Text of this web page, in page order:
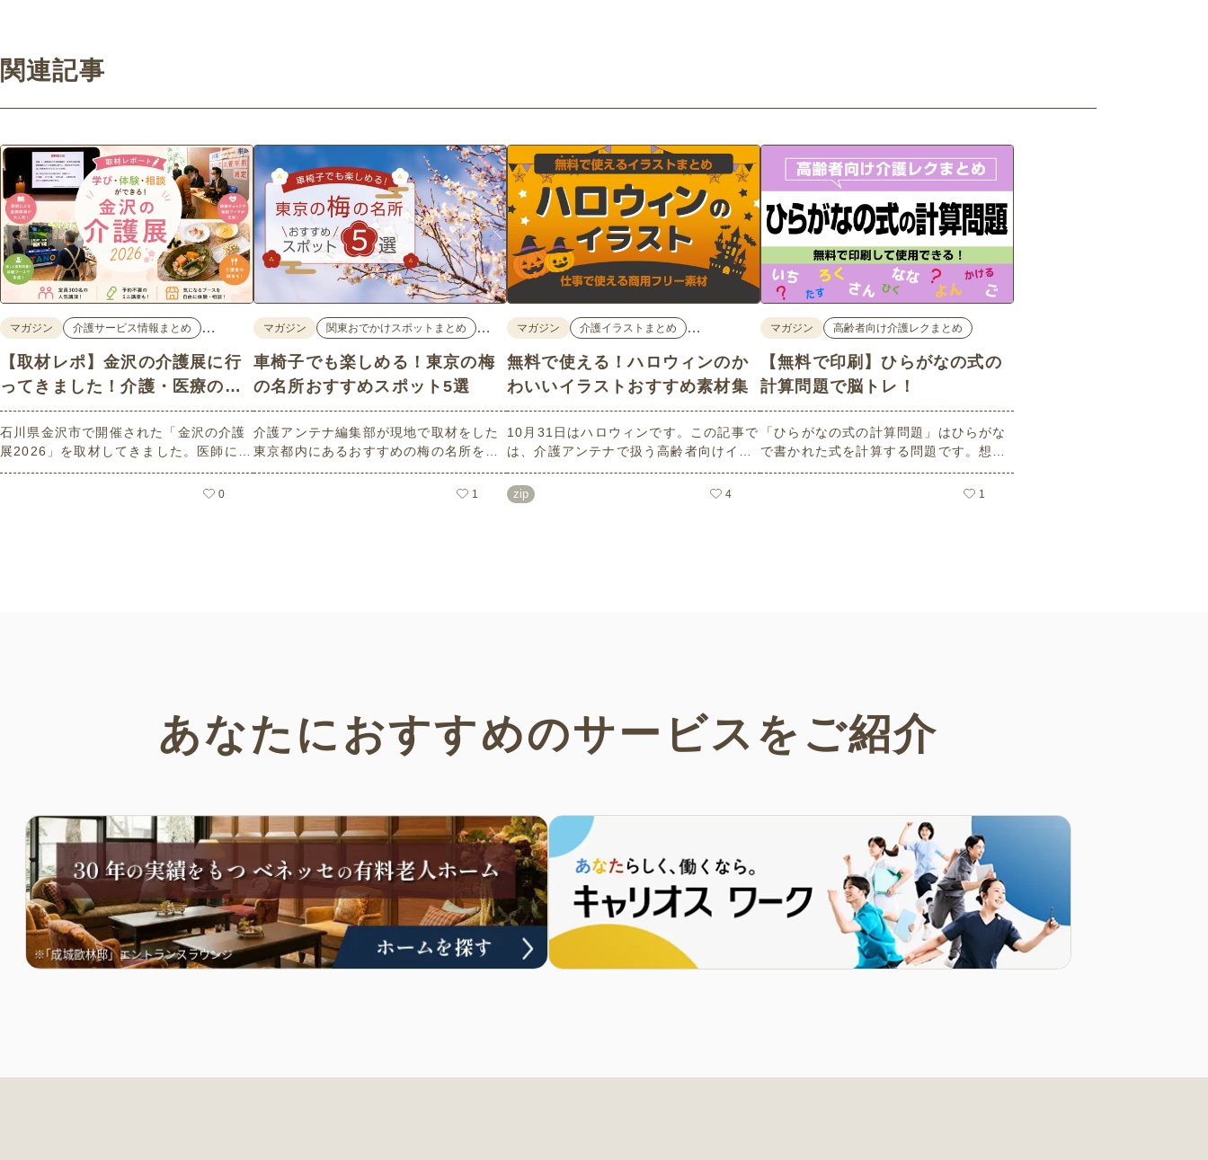
関連記事
マガジン 介護サービス情報まとめ …
【取材レポ】金沢の介護展に行
ってきました！介護・医療の学
びと体験が詰まった1日。
石川県金沢市で開催された「金沢の介護
展2026」を取材してきました。医師によ
る人気講演から、気軽に参加できるミニ
講座、体験型の企業ブースまで、介護・
0
マガジン 関東おでかけスポットまとめ …
車椅子でも楽しめる！東京の梅
の名所おすすめスポット5選
介護アンテナ編集部が現地で取材をした
東京都内にあるおすすめの梅の名所を５
選紹介します。見どころはもちろんのこ
とバリアフリーの設備面についても紹介
1
マガジン 介護イラストまとめ …
無料で使える！ハロウィンのか
わいいイラストおすすめ素材集
10月31日はハロウィンです。この記事で
は、介護アンテナで扱う高齢者向けイラ
スト素材から、ハロウィンにちなんだお
ばけやかぼちゃなどの素材をご紹介しま
す。いずれも万人受けするデザインで背
zip 4
マガジン 高齢者向け介護レクまとめ
【無料で印刷】ひらがなの式の
計算問題で脳トレ！
「ひらがなの式の計算問題」はひらがな
で書かれた式を計算する問題です。想像
力やワーキングメモリのトレーニングと
しても活用できる脳トレ問題です。こち
1
あなたにおすすめのサービスをご紹介